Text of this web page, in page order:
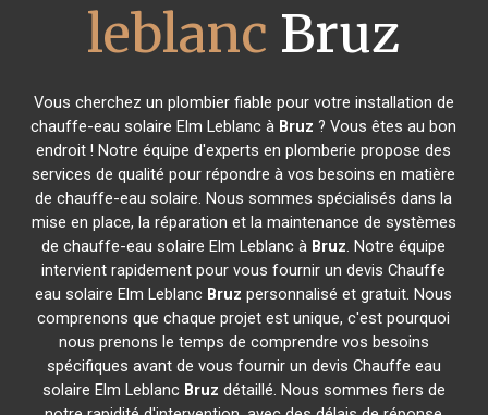
leblanc Bruz
Vous cherchez un plombier fiable pour votre installation de
chauffe-eau solaire Elm Leblanc à Bruz ? Vous êtes au bon
endroit ! Notre équipe d'experts en plomberie propose des
services de qualité pour répondre à vos besoins en matière
de chauffe-eau solaire. Nous sommes spécialisés dans la
mise en place, la réparation et la maintenance de systèmes
de chauffe-eau solaire Elm Leblanc à Bruz. Notre équipe
intervient rapidement pour vous fournir un devis Chauffe
eau solaire Elm Leblanc Bruz personnalisé et gratuit. Nous
comprenons que chaque projet est unique, c'est pourquoi
nous prenons le temps de comprendre vos besoins
spécifiques avant de vous fournir un devis Chauffe eau
solaire Elm Leblanc Bruz détaillé. Nous sommes fiers de